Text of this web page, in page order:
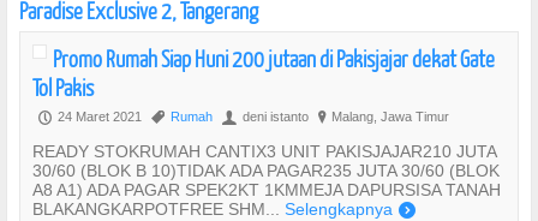
Paradise Exclusive 2, Tangerang
Promo Rumah Siap Huni 200 jutaan di Pakisjajar dekat Gate
Tol Pakis
P 24 Maret 2021 , Rumah U deni istanto ? Malang, Jawa Timur
READY STOKRUMAH CANTIX3 UNIT PAKISJAJAR210 JUTA
30/60 (BLOK B 10)TIDAK ADA PAGAR235 JUTA 30/60 (BLOK
A8 A1) ADA PAGAR SPEK2KT 1KMMEJA DAPURSISA TANAH
BLAKANGKARPOTFREE SHM... Selengkapnya )